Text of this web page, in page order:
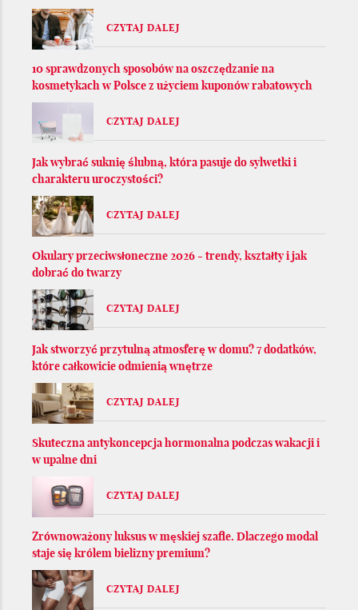
CZYTAJ DALEJ
10 sprawdzonych sposobów na oszczędzanie na
kosmetykach w Polsce z użyciem kuponów rabatowych
CZYTAJ DALEJ
Jak wybrać suknię ślubną, która pasuje do sylwetki i
charakteru uroczystości?
CZYTAJ DALEJ
Okulary przeciwsłoneczne 2026 - trendy, kształty i jak
dobrać do twarzy
CZYTAJ DALEJ
Jak stworzyć przytulną atmosferę w domu? 7 dodatków,
które całkowicie odmienią wnętrze
CZYTAJ DALEJ
Skuteczna antykoncepcja hormonalna podczas wakacji i
w upalne dni
CZYTAJ DALEJ
Zrównoważony luksus w męskiej szafie. Dlaczego modal
staje się królem bielizny premium?
CZYTAJ DALEJ